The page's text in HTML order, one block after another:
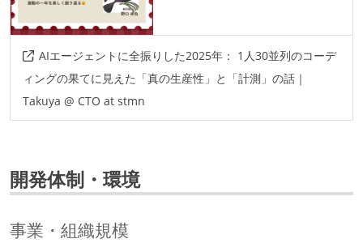
AIエージェントに全振りした2025年： 1人30並列のコーデ
ィングの果てに見えた「真の生産性」と「計測」の話｜
Takuya @ CTO at stmn
開発体制・環境
事業・組織規模